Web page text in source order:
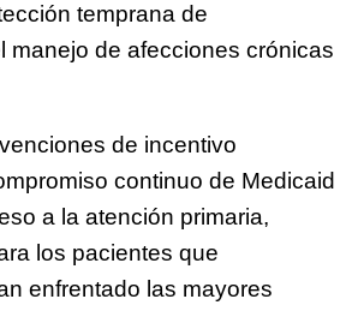
temprana de
manejo de afecciones crónicas
de incentivo
continuo de Medicaid
a la atención primaria,
los pacientes que
enfrentado las mayores